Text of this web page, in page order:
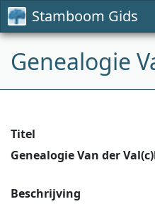
Stamboom Gids
Genealogie
Titel
Genealogie Van der
Beschrijving